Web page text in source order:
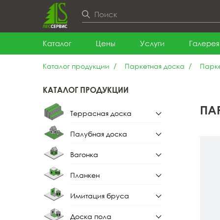
Каталог Цены Услуги Галерея
Каталог продукции Паркетная доска
КАТАЛОГ ПРОДУКЦИИ
Террасная доска
Террасная доска из
лиственницы
Палубная доска
Палубная доска из
лиственницы
Вагонка
Вагонка штиль
лиственницы
Планкен
Планкен прямой
Имитация бруса
Доска пола